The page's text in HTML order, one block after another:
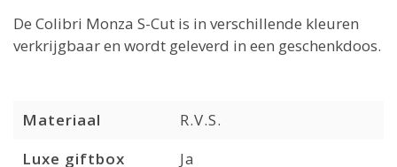
De Colibri Monza S-Cut is in verschillende kleuren
verkrijgbaar en wordt geleverd in een geschenkdoos.
Materiaal
R.V.S.
Luxe giftbox
Ja